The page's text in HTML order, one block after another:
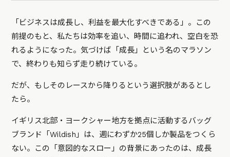
「ビジネスは成長し、利益を最大化すべきである」。この
前提のもと、私たちは効率を追い、時間に追われ、空白を恐
れるようになった。気づけば「成長」という名のマラソン
で、終わりも知らず走り続けている。
だが、もしそのレースから降りるという選択肢があるとし
たら。
イギリス北部・ヨークシャー地方を拠点に活動するバッグ
ブランド「Wildish」は、週にわずか25個しか製品をつくら
ない。この「意図的なスロー」の背景にあったのは、成長